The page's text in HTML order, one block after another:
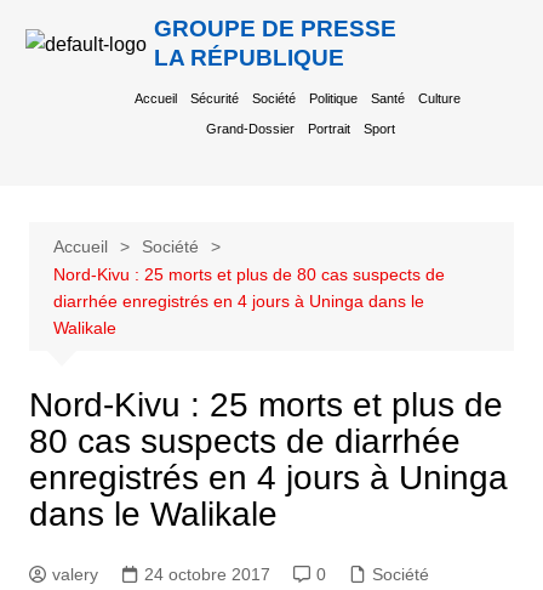
GROUPE DE PRESSE
LA RÉPUBLIQUE
Accueil Sécurité Société Politique Santé Culture
Grand-Dossier Portrait Sport
Accueil
Société
Nord-Kivu : 25 morts et plus de 80 cas suspects de
diarrhée enregistrés en 4 jours à Uninga dans le
Walikale
Nord-Kivu : 25 morts et plus de
80 cas suspects de diarrhée
enregistrés en 4 jours à Uninga
dans le Walikale
valery 24 octobre 2017 0 Société